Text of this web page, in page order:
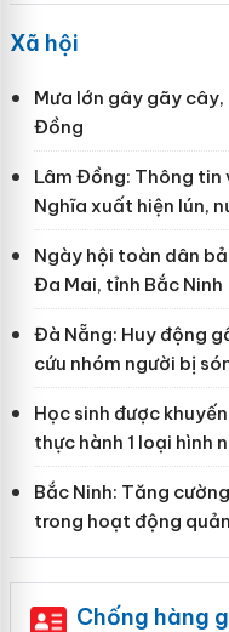
Xã hội
Mưa lớn gây gãy
Đồng
Lâm Đồng: Thông tin
Nghĩa xuất hiện lún,
Ngày hội toàn dân
Đa Mai, tỉnh Bắc Ninh
Đà Nẵng: Huy động
cứu nhóm người bị
Học sinh được
thực hành 1 loại hình
Bắc Ninh: Tăng
trong hoạt động
Chống hàng